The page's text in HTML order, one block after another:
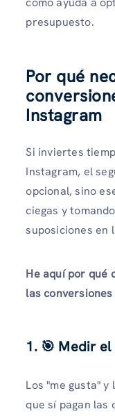
presupuesto.
Por qué
Instagram
Si inviertes
Instagram, el
opcional, sino
ciegas y
suposiciones en
He aquí por qué
las
1. 🎯 Medir el
Los "me gusta"
que sí pagan las